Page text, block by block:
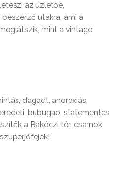
az üzletbe,
utakra, ami a
mint a vintage
dagadt, anorexiás,
bubugao, statementes
a Rákóczi téri csarnok